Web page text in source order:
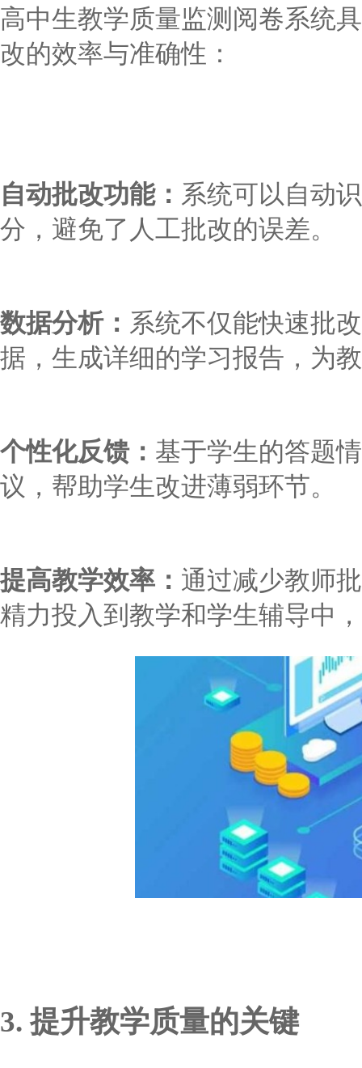
高中生教学质量监测阅卷系统
改的效率与准确性：
自动批改功能： 系统可以自动
分，避免了人工批改的误差。
数据分析： 系统不仅能快速批
据，生成详细的学习报告，为
个性化反馈： 基于学生的答题
议，帮助学生改进薄弱环节。
提高教学效率： 通过减少教师
精力投入到教学和学生辅导中
3. 提升教学质量的关键